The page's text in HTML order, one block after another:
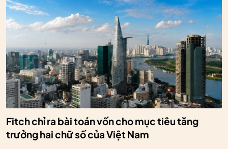
Fitch chỉ ra bài toán vốn cho mục tiêu tăng
trưởng hai chữ số của Việt Nam